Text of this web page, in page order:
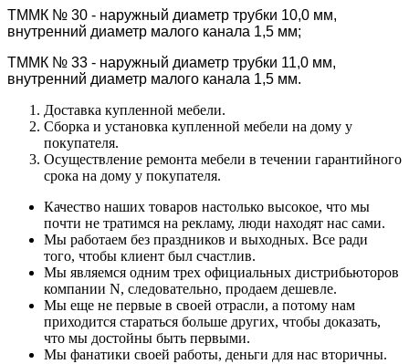
ТММК № 30 - наружный диаметр трубки 10,0 мм,
внутренний диаметр малого канала 1,5 мм;
ТММК № 33 - наружный диаметр трубки 11,0 мм,
внутренний диаметр малого канала 1,5 мм.
Доставка купленной мебели.
Сборка и установка купленной мебели на дому у
покупателя.
Осуществление ремонта мебели в течении гарантийного
срока на дому у покупателя.
Качество наших товаров настолько высокое, что мы
почти не тратимся на рекламу, люди находят нас сами.
Мы работаем без праздников и выходных. Все ради
того, чтобы клиент был счастлив.
Мы являемся одним трех официальных дистрибьюторов
компании N, следовательно, продаем дешевле.
Мы еще не первые в своей отрасли, а потому нам
приходится стараться больше других, чтобы доказать,
что мы достойны быть первыми.
Мы фанатики своей работы, деньги для нас вторичны.